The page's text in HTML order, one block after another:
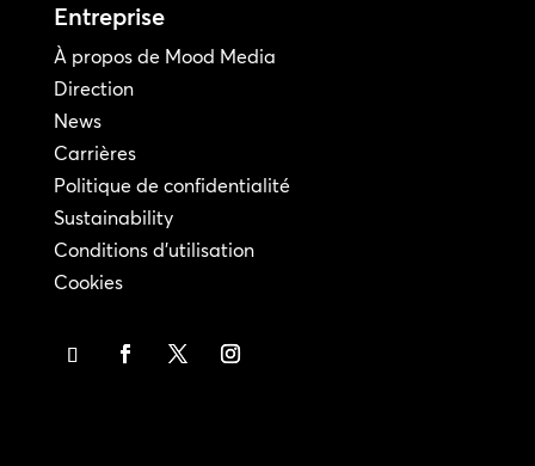
Entreprise
À propos de Mood Media
Direction
News
Carrières
Politique de confidentialité
Sustainability
Conditions d'utilisation
Cookies